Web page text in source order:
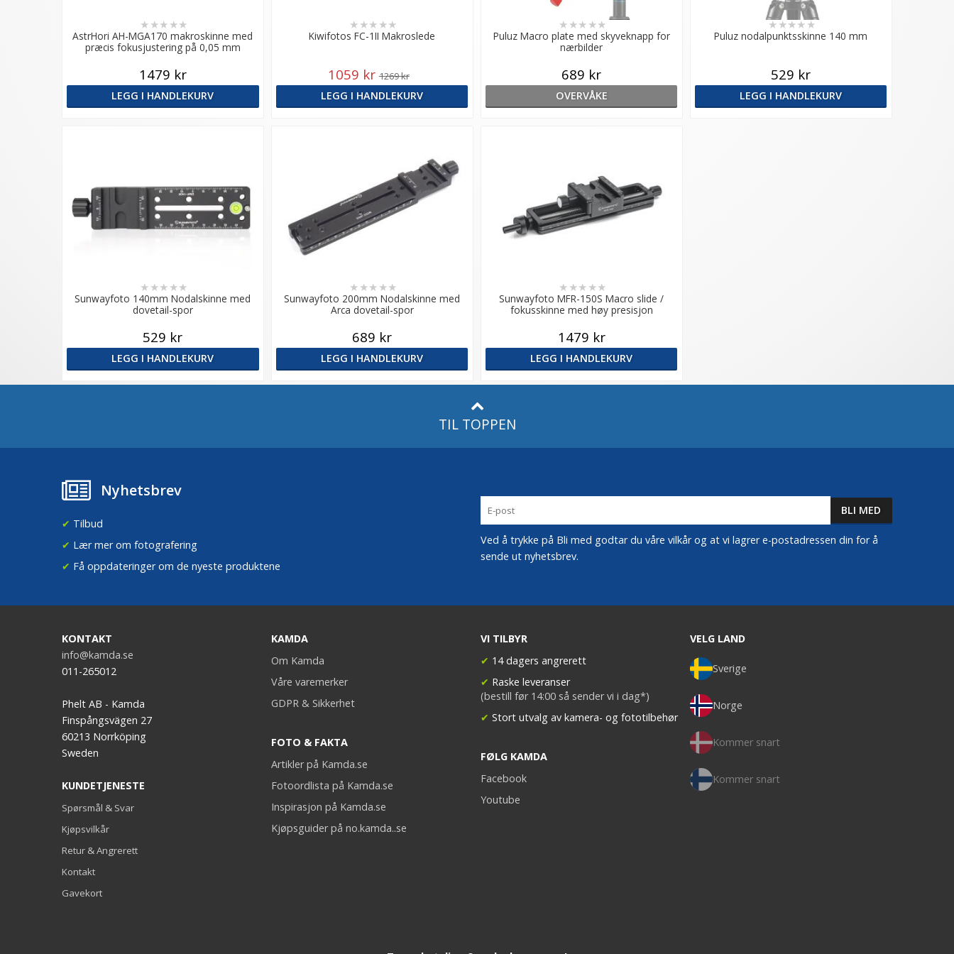
AstrHori AH-MGA170 makroskinne med
præcis fokusjustering på 0,05 mm
★ ★★ ★★
1479 kr
LEGG I HANDLEKURV
Kiwifotos FC-1II Makroslede
★ ★★ ★★
1059 kr 1269 kr
LEGG I HANDLEKURV
Puluz Macro plate med skyveknapp for
nærbilder
★ ★★ ★★
689 kr
OVERVÅKE
Puluz nodalpunktsskinne 140 mm
★★★★★
529 kr
LEGG I HANDLEKURV
Sunwayfoto 140mm Nodalskinne med
dovetail-spor
★ ★★ ★★
529 kr
LEGG I HANDLEKURV
Sunwayfoto 200mm Nodalskinne med
Arca dovetail-spor
★ ★★ ★★
689 kr
LEGG I HANDLEKURV
Sunwayfoto MFR-150S Macro slide /
fokusskinne med høy presisjon
★ ★★ ★★
1479 kr
LEGG I HANDLEKURV
TIL TOPPEN
Nyhetsbrev
✔ Tilbud
✔ Lær mer om fotografering
✔ Få oppdateringer om de nyeste produktene
Ved å trykke på Bli med godtar du våre vilkår og at vi lagrer e-postadressen din for å
sende ut nyhetsbrev.
KONTAKT
info@kamda.se
011-265012
Phelt AB - Kamda
Finspångsvägen 27
60213 Norrköping
Sweden
KUNDETJENESTE
Spørsmål & Svar
Kjøpsvilkår
Retur & Angrerett
Kontakt
Gavekort
KAMDA
Om Kamda
Våre varemerker
GDPR & Sikkerhet
FOTO & FAKTA
Artikler på Kamda.se
Fotoordlista på Kamda.se
Inspirasjon på Kamda.se
Kjøpsguider på no.kamda..se
VI TILBYR
✔ 14 dagers angrerett
✔ Raske leveranser
(bestill før 14:00 så sender vi i dag*)
✔ Stort utvalg av kamera- og fototilbehør
FØLG KAMDA
Facebook
Youtube
VELG LAND
Sverige
Norge
Kommer snart
Kommer snart